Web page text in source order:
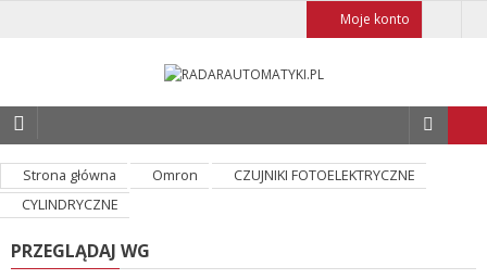
Moje konto
Strona główna Omron
CZUJNIKI FOTOELEKTRYCZNE
CYLINDRYCZNE
PRZEGLĄDAJ WG